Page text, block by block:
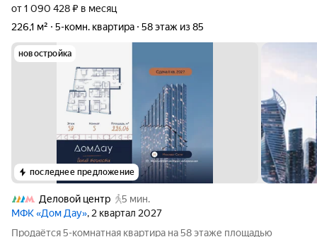
от 1 090 428 ₽ в месяц
226,1 м²
5-комн. квартира 58 этаж из 85
новостройка
последнее предложение
Деловой центр
5 мин.
МФК «Дом Дау», 2 квартал 2027
Прoдаётся 5-кoмнaтнaя квартира на 58 этаже площадью